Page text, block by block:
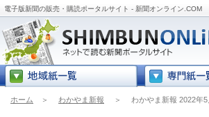
電子版新聞の販売・購読ポータルサイト - 新聞オンライン.COM
ホーム ＞ わかやま新報 ＞ わかやま新報 2022年